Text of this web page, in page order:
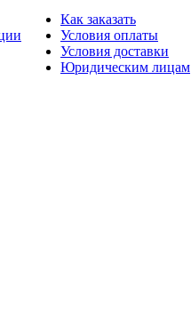
Как заказать
Условия оплаты
Условия доставки
Юридическим лицам